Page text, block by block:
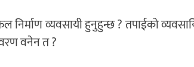
व्यवसायी हुनुहुन्छ ? तपाईको
वनेन त ?